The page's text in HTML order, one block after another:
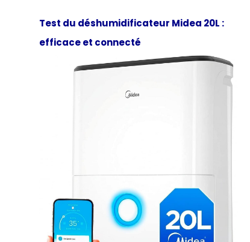
Test du déshumidificateur Midea 20L :
efficace et connecté